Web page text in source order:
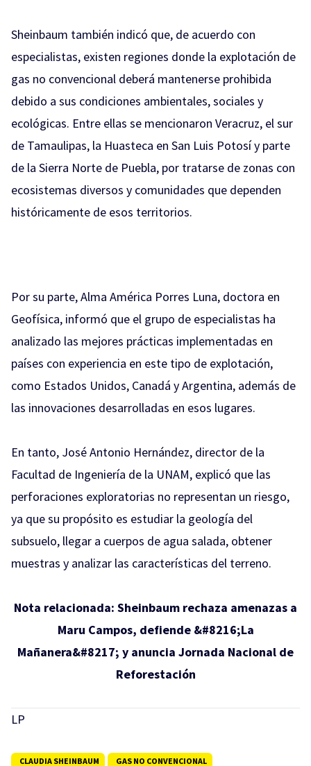
Sheinbaum también indicó que, de acuerdo con
especialistas, existen regiones donde la explotación de
gas no convencional deberá mantenerse prohibida
debido a sus condiciones ambientales, sociales y
ecológicas. Entre ellas se mencionaron Veracruz, el sur
de Tamaulipas, la Huasteca en San Luis Potosí y parte
de la Sierra Norte de Puebla, por tratarse de zonas con
ecosistemas diversos y comunidades que dependen
históricamente de esos territorios.
Por su parte, Alma América Porres Luna, doctora en
Geofísica, informó que el grupo de especialistas ha
analizado las mejores prácticas implementadas en
países con experiencia en este tipo de explotación,
como Estados Unidos, Canadá y Argentina, además de
las innovaciones desarrolladas en esos lugares.
En tanto, José Antonio Hernández, director de la
Facultad de Ingeniería de la UNAM, explicó que las
perforaciones exploratorias no representan un riesgo,
ya que su propósito es estudiar la geología del
subsuelo, llegar a cuerpos de agua salada, obtener
muestras y analizar las características del terreno.
Nota relacionada: Sheinbaum rechaza amenazas a
Maru Campos, defiende &#8216;La
Mañanera&#8217; y anuncia Jornada Nacional de
Reforestación
LP
CLAUDIA SHEINBAUM
GAS NO CONVENCIONAL